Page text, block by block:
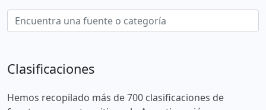
Clasificaciones
Hemos recopilado más de 700 clasificaciones de